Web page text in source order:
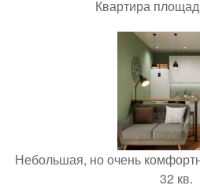
Квартира
Небольшая, но очень
32 кв.